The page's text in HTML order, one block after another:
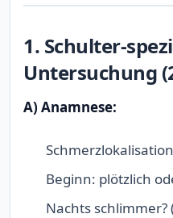
1. Schulter-
Untersuchung
A) Anamnese:
Beginn: plötzlich
Nachts